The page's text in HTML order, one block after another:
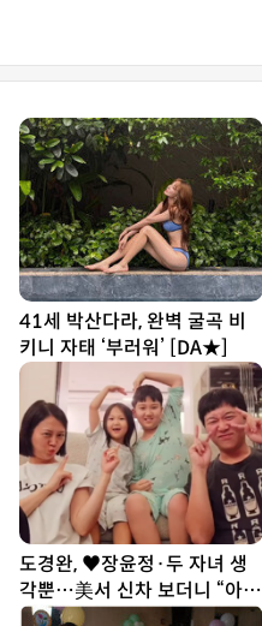
41세 박산다라, 완벽 굴곡 비
키니 자태 ‘부러워’ [DA★]
도경완, ♥장윤정·두 자녀 생
각뿐…美서 신차 보더니 “아빠
열심히 할게” [SD톡톡]